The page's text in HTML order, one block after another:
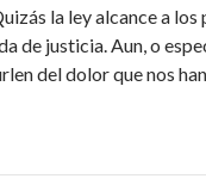
la ley alcance a
de justicia. Aun, o
del dolor que nos